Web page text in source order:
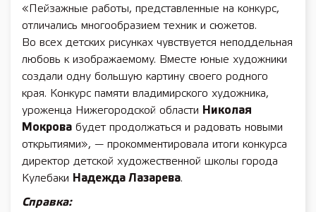
«Пейзажные работы, представленные на конкурс,
отличались многообразием техник и сюжетов.
Во всех детских рисунках чувствуется неподдельная
любовь к изображаемому. Вместе юные художники
создали одну большую картину своего родного
края. Конкурс памяти владимирского художника,
уроженца Нижегородской области Николая
Мокрова будет продолжаться и радовать новыми
открытиями», — прокомментировала итоги конкурса
директор детской художественной школы города
Кулебаки Надежда Лазарева.
Справка: